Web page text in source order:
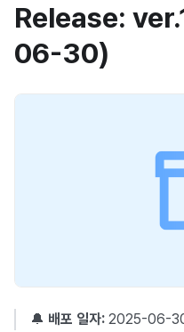
Release:
06-30)
🔔 배포 일자: 2025-06-